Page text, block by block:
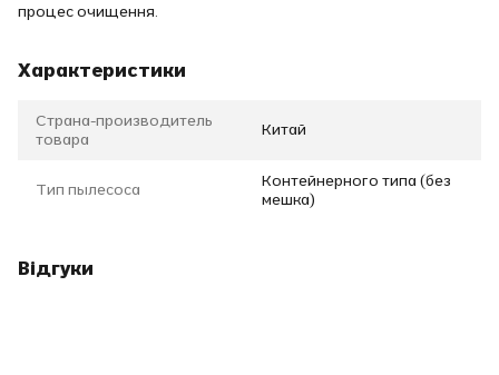
процес очищення.
Характеристики
Страна-производитель
товара
Китай
Тип пылесоса
Контейнерного типа (без
мешка)
Відгуки